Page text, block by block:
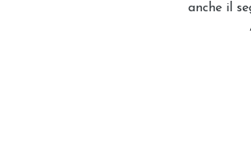
anche il